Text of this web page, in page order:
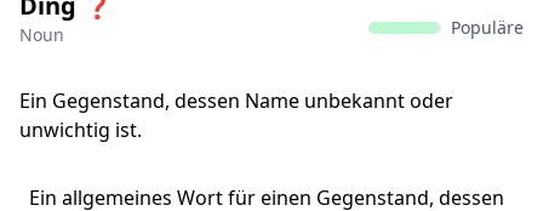
Noun Populäre
Ein Gegenstand, dessen Name unbekannt oder
unwichtig ist.
Ein allgemeines Wort für einen Gegenstand, dessen